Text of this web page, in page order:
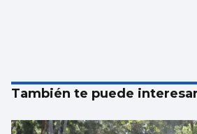
También te puede interesar